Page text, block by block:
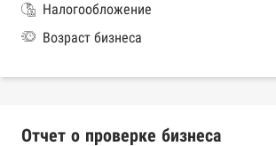
Налогообложение
Возраст бизнеса
Отчет о проверке бизнеса